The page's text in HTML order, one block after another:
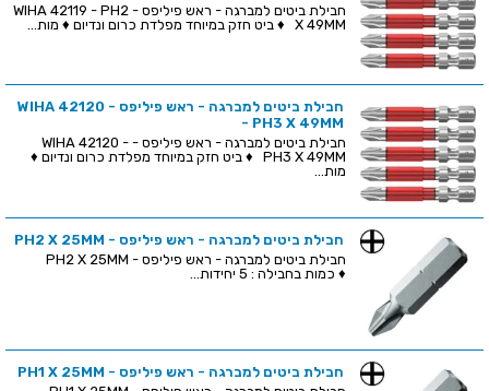
חבילת ביטים למברגה - ראש פיליפס - WIHA 42119 - PH2
X 49MM ♦ ביט חזק במיוחד מפלדת כרום ונדיום ♦ מות...
חבילת ביטים למברגה - ראש פיליפס - WIHA 42120
- PH3 X 49MM
חבילת ביטים למברגה - ראש פיליפס - WIHA 42120 -
PH3 X 49MM ♦ ביט חזק במיוחד מפלדת כרום ונדיום ♦
מות...
חבילת ביטים למברגה - ראש פיליפס - PH2 X 25MM
♦ כמות בחבילה : 5 יחידות...
חבילת ביטים למברגה - ראש פיליפס - PH1 X 25MM